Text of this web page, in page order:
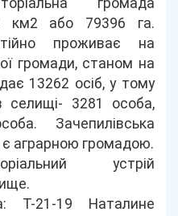
громада
км2 або 79396 га.
проживає на
громади, станом на
13262 осіб, у тому
селищі- 3281 особа,
Зачепилівська
є аграрною громадою.
устрій
Т-21-19 Наталине